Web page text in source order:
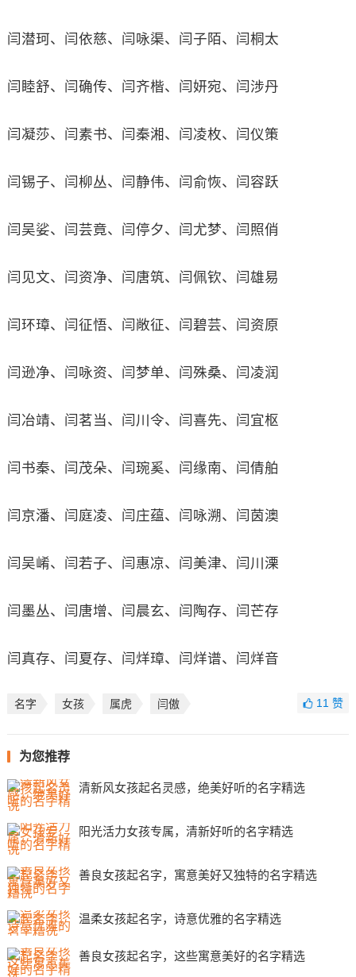
闫潜珂、闫依慈、闫咏渠、闫子陌、闫桐太
闫睦舒、闫确传、闫齐楷、闫妍宛、闫涉丹
闫凝莎、闫素书、闫秦湘、闫凌枚、闫仪策
闫锡子、闫柳丛、闫静伟、闫俞恢、闫容跃
闫吴娑、闫芸竟、闫停夕、闫尤梦、闫照俏
闫见文、闫资净、闫唐筑、闫佩钦、闫雄易
闫环璋、闫征悟、闫敞征、闫碧芸、闫资原
闫逊净、闫咏资、闫梦单、闫殊桑、闫凌润
闫冶靖、闫茗当、闫川令、闫喜先、闫宜枢
闫书秦、闫茂朵、闫琬奚、闫缘南、闫倩舶
闫京潘、闫庭凌、闫庄蕴、闫咏溯、闫茵澳
闫吴崤、闫若子、闫惠凉、闫美津、闫川溧
闫墨丛、闫唐增、闫晨玄、闫陶存、闫芒存
闫真存、闫夏存、闫烊璋、闫烊谱、闫烊音
名字 女孩 属虎 闫傲 11赞
为您推荐
清新风女孩起名灵感，绝美好听的名字精选
阳光活力女孩专属，清新好听的名字精选
善良女孩起名字，寓意美好又独特的名字精选
温柔女孩起名字，诗意优雅的名字精选
善良女孩起名字，这些寓意美好的名字精选